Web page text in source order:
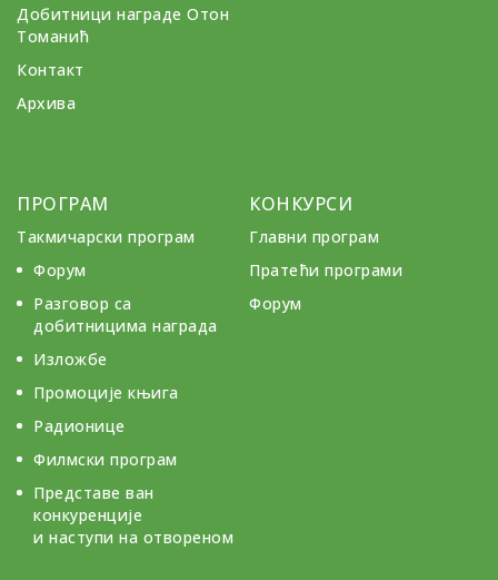
Добитници награде Отон
Томанић
Контакт
Архива
ПРОГРАМ
Такмичарски програм
Форум
Разговор са
добитницима награда
Изложбе
Промоције књига
Радионице
Филмски програм
Представе ван
конкуренције
и наступи на отвореном
КОНКУРСИ
Главни програм
Пратећи програми
Форум